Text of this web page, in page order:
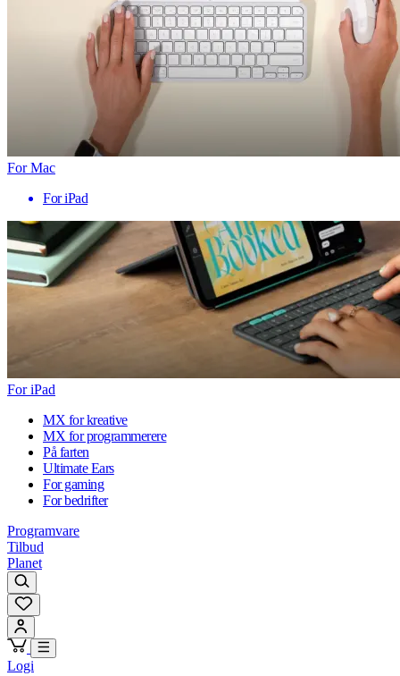
For Mac
For iPad
For iPad
MX for kreative
MX for programmerere
På farten
Ultimate Ears
For gaming
For bedrifter
Programvare
Tilbud
Planet
Logi